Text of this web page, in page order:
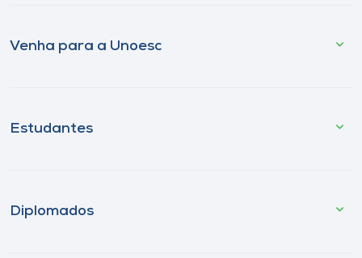
Venha para a Unoesc
Estudantes
Diplomados